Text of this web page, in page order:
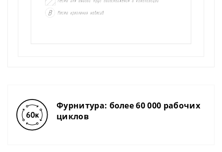
Фурнитура: более 60 000 рабочих
циклов